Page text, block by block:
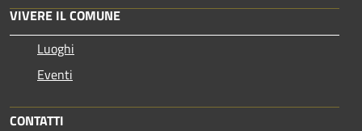
VIVERE IL COMUNE
Luoghi
Eventi
CONTATTI